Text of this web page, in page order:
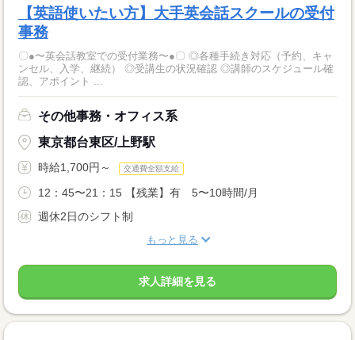
【英語使いたい方】大手英会話スクールの受付
事務
〇●〜英会話教室での受付業務〜●〇 ◎各種手続き対応（予約、キャ
ンセル、入学、継続） ◎受講生の状況確認 ◎講師のスケジュール確
認、アポイント ...
その他事務・オフィス系
東京都台東区/上野駅
時給1,700円～ 交通費全額支給
12：45〜21：15 【残業】有 5〜10時間/月
週休2日のシフト制
もっと見る
求人詳細を見る